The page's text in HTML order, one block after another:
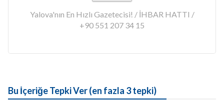
Yalova'nın En Hızlı Gazetecisi! / İHBAR HATTI /
+90 551 207 34 15
Bu İçeriğe Tepki Ver (en fazla 3 tepki)